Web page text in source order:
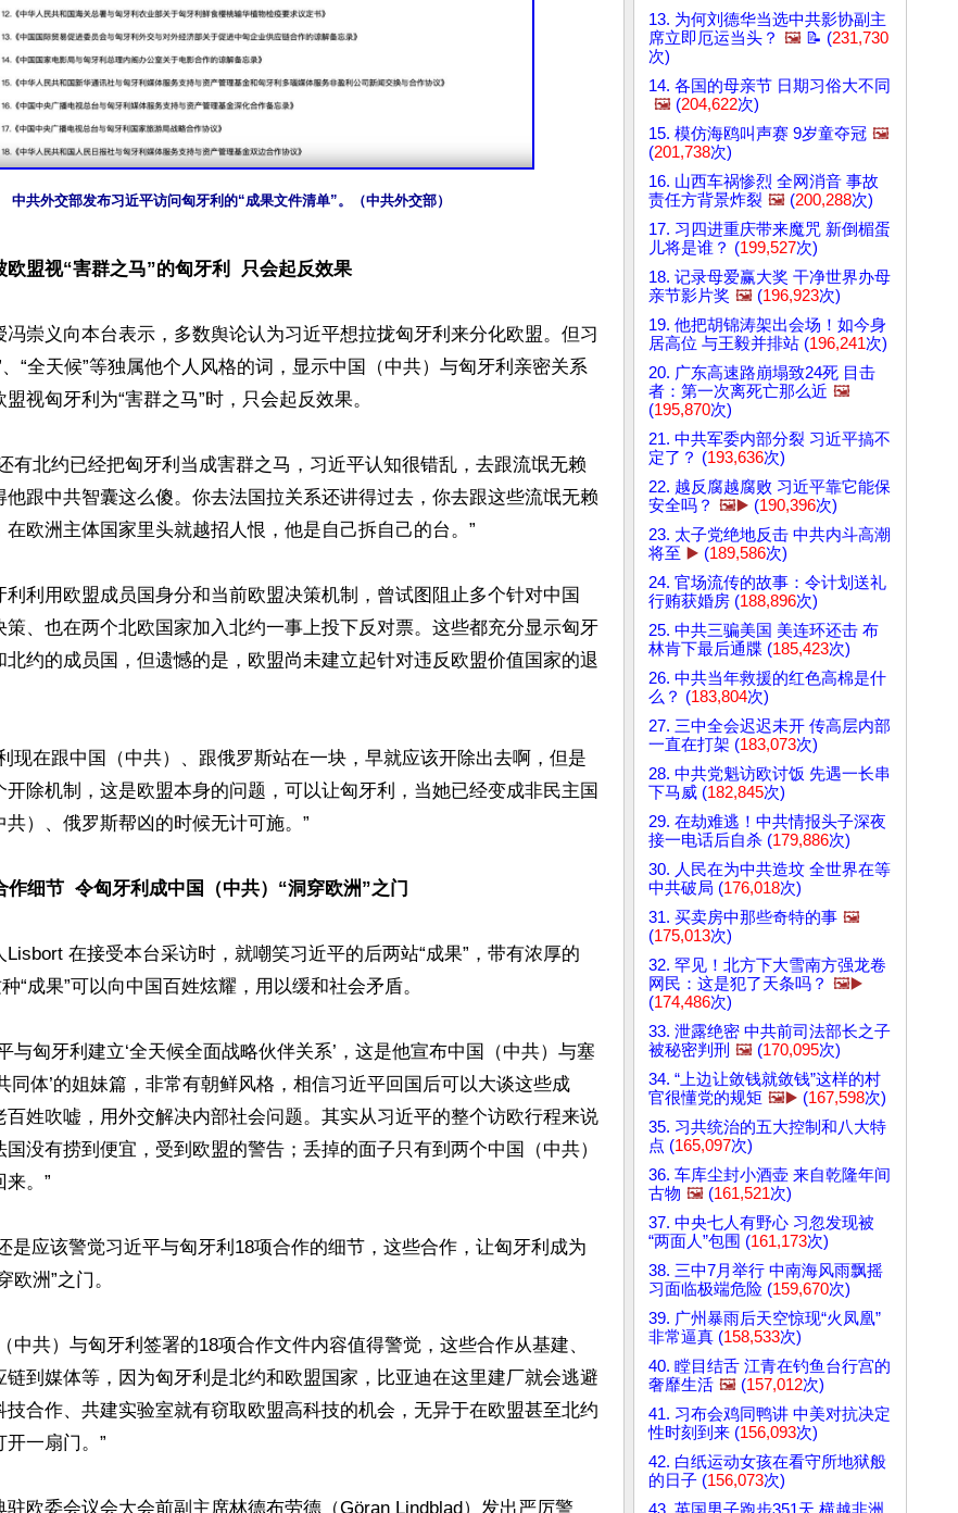
中共外交部发布习近平访问匈牙利的“成果文件清单”。（中共外交部）
欧盟视“害群之马”的匈牙利  只会起反效果
冯崇义向本台表示，多数舆论认为习近平想拉拢匈牙利来分化欧盟。但习
“全天候”等独属他个人风格的词，显示中国（中共）与匈牙利亲密关系
视匈牙利为“害群之马”时，只会起反效果。
有北约已经把匈牙利当成害群之马，习近平认知很错乱，去跟流氓无赖
他跟中共智囊这么傻。你去法国拉关系还讲得过去，你去跟这些流氓无赖
欧洲主体国家里头就越招人恨，他是自己拆自己的台。”
利利用欧盟成员国身分和当前欧盟决策机制，曾试图阻止多个针对中国
策、也在两个北欧国家加入北约一事上投下反对票。这些都充分显示匈牙
北约的成员国，但遗憾的是，欧盟尚未建立起针对违反欧盟价值国家的退
现在跟中国（中共）、跟俄罗斯站在一块，早就应该开除出去啊，但是
开除机制，这是欧盟本身的问题，可以让匈牙利，当她已经变成非民主国
共）、俄罗斯帮凶的时候无计可施。”
作细节  令匈牙利成中国（中共）“洞穿欧洲”之门
在接受本台采访时，就嘲笑习近平的后两站“成果”，带有浓厚的
“成果”可以向中国百姓炫耀，用以缓和社会矛盾。
与匈牙利建立‘全天候全面战略伙伴关系’，这是他宣布中国（中共）与塞
同体’的姐妹篇，非常有朝鲜风格，相信习近平回国后可以大谈这些成
百姓吹嘘，用外交解决内部社会问题。其实从习近平的整个访欧行程来说
没有捞到便宜，受到欧盟的警告；丢掉的面子只有到两个中国（中共）
来。”
是应该警觉习近平与匈牙利18项合作的细节，这些合作，让匈牙利成为
欧洲”之门。
中共）与匈牙利签署的18项合作文件内容值得警觉，这些合作从基建、
链到媒体等，因为匈牙利是北约和欧盟国家，比亚迪在这里建厂就会逃避
技合作、共建实验室就有窃取欧盟高科技的机会，无异于在欧盟甚至北约
一扇门。”
驻欧委会议会大会前副主席林德布劳德（Göran Lindblad）发出严厉警
13. 为何刘德华当选中共影协副主
席立即厄运当头？ 🖼️ 📝 (231,730
次)
14. 各国的母亲节 日期习俗大不同
🖼️ (204,622次)
15. 模仿海鸥叫声赛 9岁童夺冠 🖼️
(201,738次)
16. 山西车祸惨烈 全网消音 事故
责任方背景炸裂 🖼️ (200,288次)
17. 习四进重庆带来魔咒 新倒楣蛋
儿将是谁？ (199,527次)
18. 记录母爱赢大奖 干净世界办母
亲节影片奖 🖼️ (196,923次)
19. 他把胡锦涛架出会场！如今身
居高位 与王毅并排站 (196,241次)
20. 广东高速路崩塌致24死 目击
者：第一次离死亡那么近 🖼️
(195,870次)
21. 中共军委内部分裂 习近平搞不
定了？ (193,636次)
22. 越反腐越腐败 习近平靠它能保
安全吗？ 🖼️▶️ (190,396次)
23. 太子党绝地反击 中共内斗高潮
将至 ▶️ (189,586次)
24. 官场流传的故事：令计划送礼
行贿获婚房 (188,896次)
25. 中共三骗美国 美连环还击 布
林肯下最后通牒 (185,423次)
26. 中共当年救援的红色高棉是什
么？ (183,804次)
27. 三中全会迟迟未开 传高层内部
一直在打架 (183,073次)
28. 中共党魁访欧讨饭 先遇一长串
下马威 (182,845次)
29. 在劫难逃！中共情报头子深夜
接一电话后自杀 (179,886次)
30. 人民在为中共造坟 全世界在等
中共破局 (176,018次)
31. 买卖房中那些奇特的事 🖼️
(175,013次)
32. 罕见！北方下大雪南方强龙卷
网民：这是犯了天条吗？ 🖼️▶️
(174,486次)
33. 泄露绝密 中共前司法部长之子
被秘密判刑 🖼️ (170,095次)
34. “上边让敛钱就敛钱”这样的村
官很懂党的规矩 🖼️▶️ (167,598次)
35. 习共统治的五大控制和八大特
点 (165,097次)
36. 车库尘封小酒壶 来自乾隆年间
古物 🖼️ (161,521次)
37. 中央七人有野心 习忽发现被
“两面人”包围 (161,173次)
38. 三中7月举行 中南海风雨飘摇
习面临极端危险 (159,670次)
39. 广州暴雨后天空惊现“火凤凰”
非常逼真 (158,533次)
40. 瞠目结舌 江青在钓鱼台行宫的
奢靡生活 🖼️ (157,012次)
41. 习布会鸡同鸭讲 中美对抗决定
性时刻到来 (156,093次)
42. 白纸运动女孩在看守所地狱般
的日子 (156,073次)
43. 英国男子跑步351天 横越非洲